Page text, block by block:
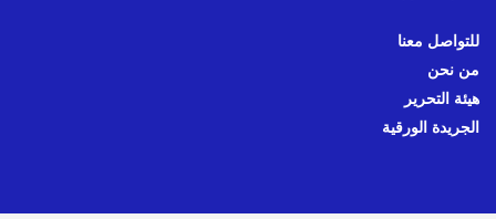
للتواصل معنا
من نحن
هيئة التحرير
الجريدة الورقية